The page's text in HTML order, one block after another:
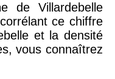
de Villardebelle
ce chiffre
et la densité
vous connaîtrez